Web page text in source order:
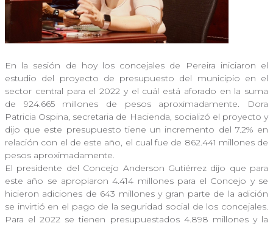
En la sesión de hoy los concejales de Pereira iniciaron el
estudio del proyecto de presupuesto del municipio en el
sector central para el 2022 y el cuál está aforado en la suma
de 924.665 millones de pesos aproximadamente. Dora
Patricia Ospina, secretaria de Hacienda, socializó el proyecto y
dijo que este presupuesto tiene un incremento del 7.2% en
relación con el de este año, el cual fue de 862.441 millones de
pesos aproximadamente.
El presidente del Concejo Anderson Gutiérrez dijo que para
este año se apropiaron 4.414 millones para el Concejo y se
hicieron adiciones de 643 millones y gran parte de la adición
se invirtió en el pago de la seguridad social de los concejales.
Para el 2022 se tienen presupuestados 4.898 millones y la